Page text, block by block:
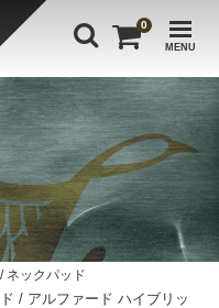
MENU
0
/ アルファード ハイブリッ
ネックパッド